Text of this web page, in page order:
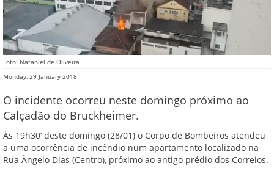
Foto: Nataniel de Oliveira
Monday, 29 January 2018
O incidente ocorreu neste domingo próximo ao
Calçadão do Bruckheimer.
Às 19h30’ deste domingo (28/01) o Corpo de Bombeiros atendeu
a uma ocorrência de incêndio num apartamento localizado na
Rua Ângelo Dias (Centro), próximo ao antigo prédio dos Correios.